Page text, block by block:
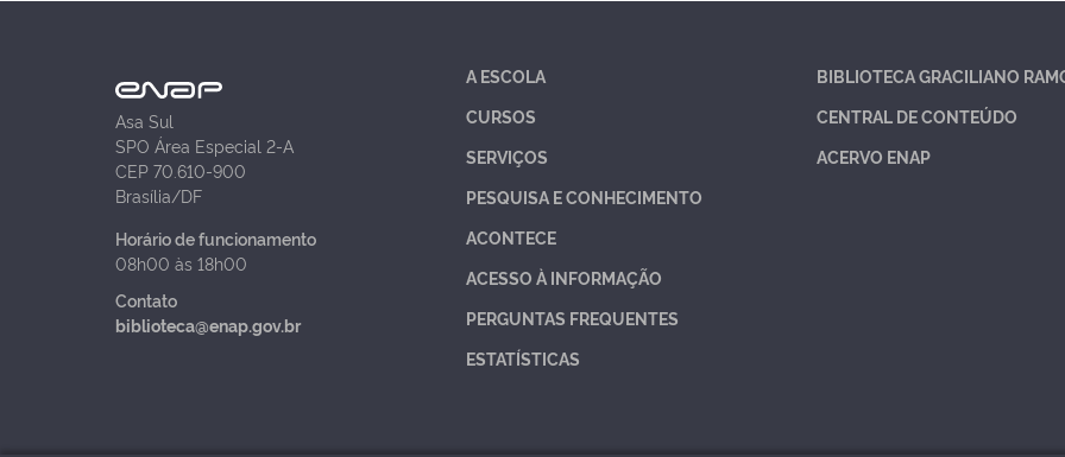
Asa Sul
SPO Área Especial 2-A
CEP 70.610-900
Brasília/DF
Horário de funcionamento
08h00 às 18h00
Contato
biblioteca@enap.gov.br
A ESCOLA
CURSOS
SERVIÇOS
PESQUISA E CONHECIMENTO
ACONTECE
ACESSO À INFORMAÇÃO
PERGUNTAS FREQUENTES
ESTATÍSTICAS
BIBLIOTECA GRACILIANO
CENTRAL DE CONTEÚDO
ACERVO ENAP